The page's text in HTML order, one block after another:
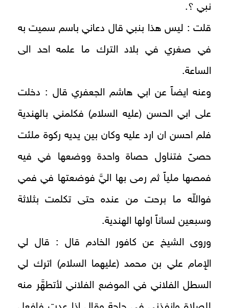
نبي ؟.
قلت : ليس هذا بنبي قال دعاني باسم سميت به
في صغري في بلاد الترك ما علمه احد الى
الساعة.
وعنه ايضاً عن ابي هاشم الجعفري قال : دخلت
على ابي الحسن (عليه السلام) فكلمني بالهندية
فلم احسن ان ارد عليه وكان بين يديه ركوة ملئت
حصىً فتناول حصاة واحدة ووضعها في فيه
فمصها ملياً ثم رمى بها اليَّ فوضعتها في فمي
فواللّه ما برحت من عنده حتى تكلمت بثلاثة
وسبعين لساناً اولها الهندية.
وروى الشيخ عن كافور الخادم قال : قال لي
الإِمام علي بن محمد (عليهما السلام) اترك لي
السطل الفلاني في الموضع الفلاني لأتطهَّر منه